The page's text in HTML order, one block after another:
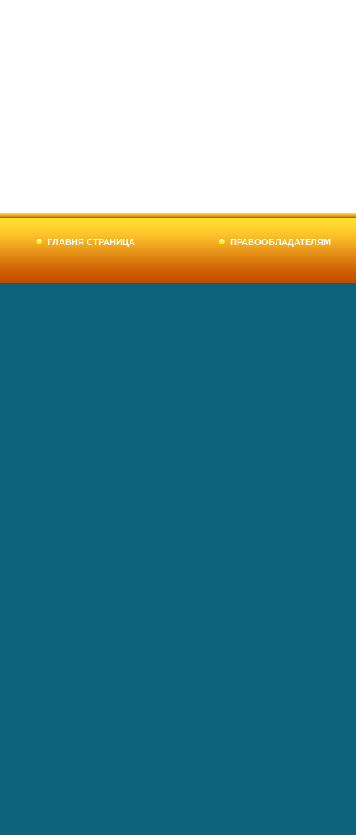
ГЛАВНЯ СТРАНИЦА ПРАВООБЛАДАТЕЛЯМ